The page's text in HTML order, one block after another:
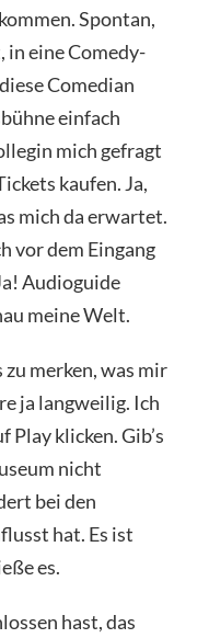
Spontan,
in eine Comedy-
Comedian
einfach
mich gefragt
kaufen. Ja,
mich da erwartet.
vor dem Eingang
Audioguide
meine Welt.
merken, was mir
ja langweilig. Ich
Play klicken. Gib’s
nicht
bei den
hat. Es ist
es.
hast, das